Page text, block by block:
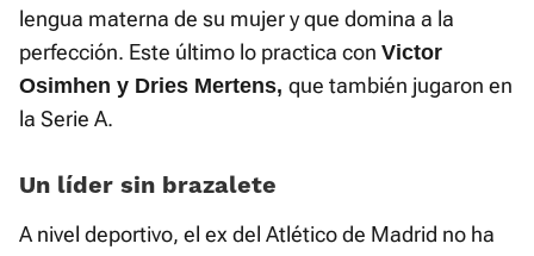
lengua materna de su mujer y que domina a la
perfección. Este último lo practica con Victor
Osimhen y Dries Mertens, que también jugaron en
la Serie A.
Un líder sin brazalete
A nivel deportivo, el ex del Atlético de Madrid no ha